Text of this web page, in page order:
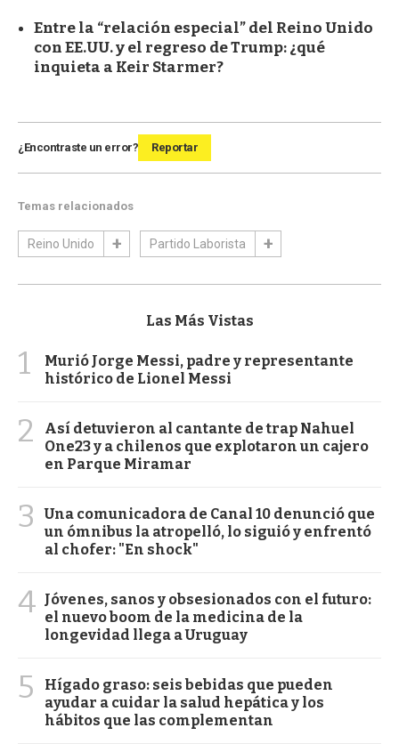
Entre la “relación especial” del Reino Unido
con EE.UU. y el regreso de Trump: ¿qué
inquieta a Keir Starmer?
¿Encontraste un error? Reportar
Temas relacionados
Reino Unido Partido Laborista
Las Más Vistas
1
Murió Jorge Messi, padre y representante
histórico de Lionel Messi
2
Así detuvieron al cantante de trap Nahuel
One23 y a chilenos que explotaron un cajero
en Parque Miramar
3
Una comunicadora de Canal 10 denunció que
un ómnibus la atropelló, lo siguió y enfrentó
al chofer: "En shock"
4 Jóvenes, sanos y obsesionados con el futuro:
el nuevo boom de la medicina de la
longevidad llega a Uruguay
5
Hígado graso: seis bebidas que pueden
ayudar a cuidar la salud hepática y los
hábitos que las complementan